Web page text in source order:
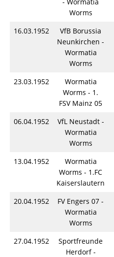
Worms
16.03.1952
VfB Borussia
Neunkirchen -
Wormatia
Worms
23.03.1952
Wormatia
Worms - 1.
FSV Mainz 05
06.04.1952
VfL Neustadt -
Wormatia
Worms
13.04.1952
Wormatia
Worms - 1.FC
Kaiserslautern
20.04.1952
FV Engers 07 -
Wormatia
Worms
27.04.1952
Sportfreunde
Herdorf -